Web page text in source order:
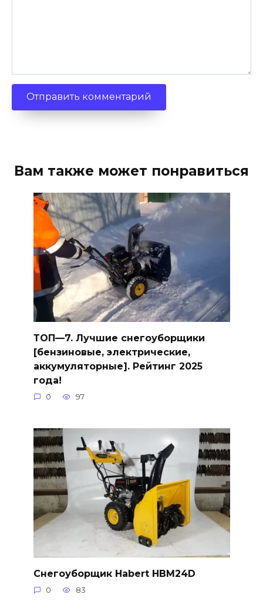
Вам также может понравиться
ТОП—7. Лучшие снегоуборщики
[бензиновые, электрические,
аккумуляторные]. Рейтинг 2025
года!
0 97
Снегоуборщик Habert HBM24D
0 83